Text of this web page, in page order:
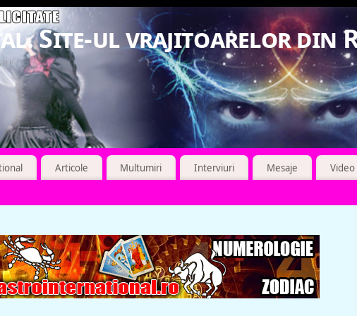
Site-ul vrajitoarelor din
Articole Multumiri Interviuri Mesaje Video